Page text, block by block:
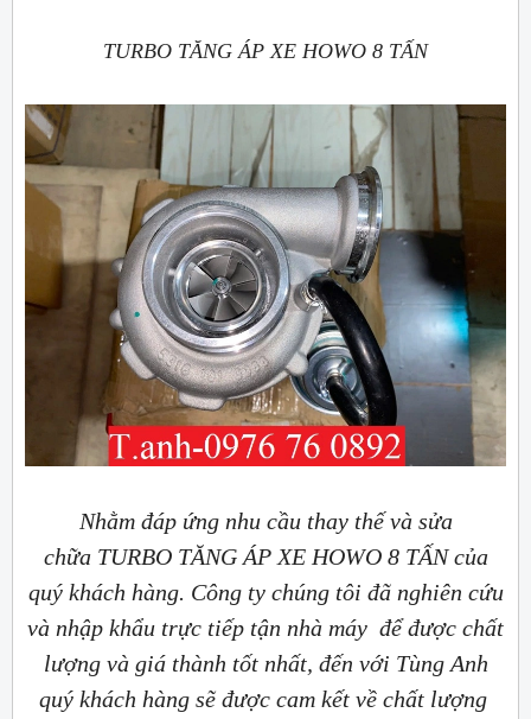
TURBO TĂNG ÁP XE HOWO 8 TẤN
Nhằm đáp ứng nhu cầu thay thế và sửa
chữa TURBO TĂNG ÁP XE HOWO 8 TẤN của
quý khách hàng. Công ty chúng tôi đã nghiên cứu
và nhập khẩu trực tiếp tận nhà máy để được chất
lượng và giá thành tốt nhất, đến với Tùng Anh
quý khách hàng sẽ được cam kết về chất lượng